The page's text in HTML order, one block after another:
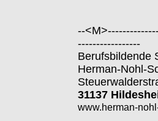
--
-----------------
Berufsbildende
Herman-Nohl-
31137
www.herman-